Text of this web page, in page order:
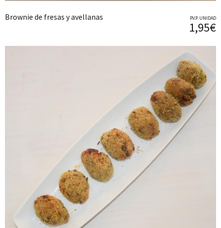
Brownie de fresas y avellanas P.V.P. UNIDAD
1,95€